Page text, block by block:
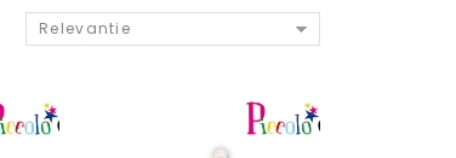
Relevantie